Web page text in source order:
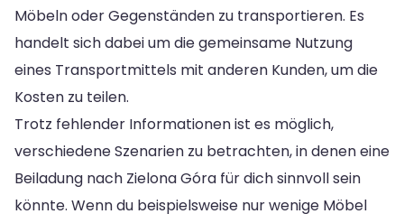
Möbeln oder Gegenständen zu transportieren. Es
handelt sich dabei um die gemeinsame Nutzung
eines Transportmittels mit anderen Kunden, um die
Kosten zu teilen.
Trotz fehlender Informationen ist es möglich,
verschiedene Szenarien zu betrachten, in denen eine
Beiladung nach Zielona Góra für dich sinnvoll sein
könnte. Wenn du beispielsweise nur wenige Möbel